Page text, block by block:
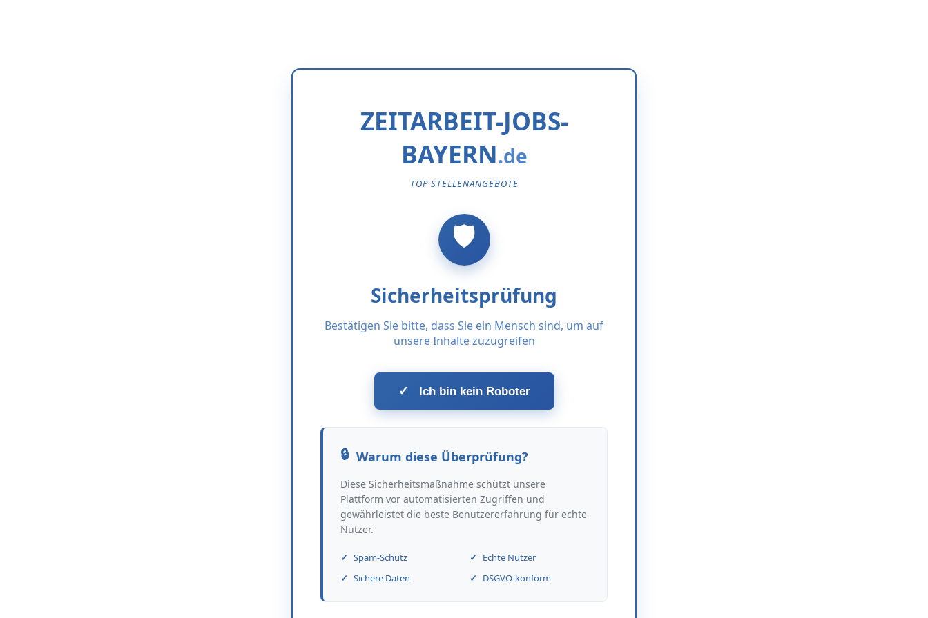
ZEITARBEIT-JOBS-
BAYERN
TOP STELLENANGEBOTE
Sicherheitsprüfung
Bestätigen Sie bitte, dass Sie ein Mensch sind, um auf
unsere Inhalte zuzugreifen
✓ Ich bin kein Roboter
Warum diese Überprüfung?
Diese Sicherheitsmaßnahme schützt unsere
Plattform vor automatisierten Zugriffen und
gewährleistet die beste Benutzererfahrung für echte
Nutzer.
Spam-Schutz
Echte Nutzer
Sichere Daten
DSGVO-konform